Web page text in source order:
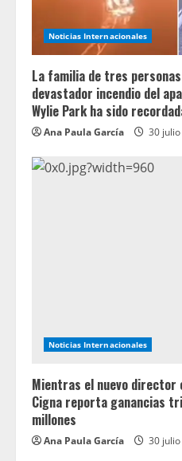
Noticias Internacionales
La familia de tres
devastador incendio del
Wylie Park ha sido
Ana Paula García 30
Noticias Internacionales
Mientras el nuevo director
Cigna reporta ganancias
millones
Ana Paula García 30